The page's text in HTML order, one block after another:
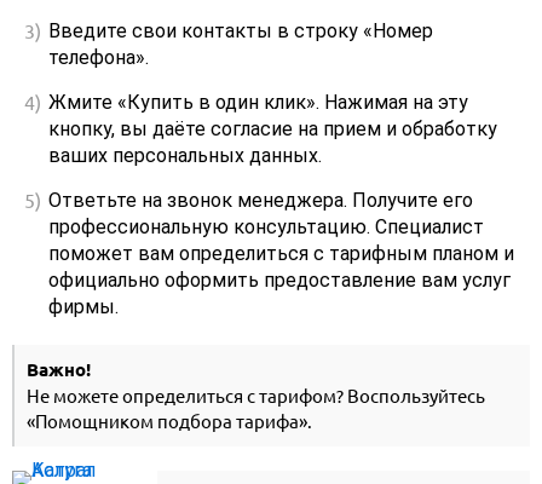
Введите свои контакты в строку «Номер
телефона».
Жмите «Купить в один клик». Нажимая на эту
кнопку, вы даёте согласие на прием и обработку
ваших персональных данных.
Ответьте на звонок менеджера. Получите его
профессиональную консультацию. Специалист
поможет вам определиться с тарифным планом и
официально оформить предоставление вам услуг
фирмы.
Важно!
Не можете определиться с тарифом? Воспользуйтесь
«Помощником подбора тарифа».